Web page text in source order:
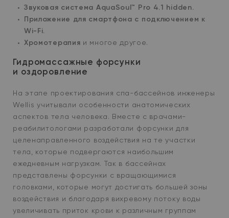
Звуковая система AquaSoul™ Pro 4.1 hidden.
Приложение для смартфона с подключением к
Wi-Fi.
Хромотерапия и многое другое.
Гидромассажные форсунки
и оздоровление
На этапе проектирования спа-бассейнов инженеры
Wellis учитывали особенности анатомических
аспектов тела человека. Вместе с врачами-
реабилитологами разработали форсунки для
целенаправленного воздействия на те участки
тела, которые подвергаются наибольшим
ежедневным нагрузкам. Так в бассейнах
представлены форсунки с вращающимися
головками, которые могут достигать большей зоны
воздействия и благодаря вихревому потоку воды
увеличивать приток крови к различным группам